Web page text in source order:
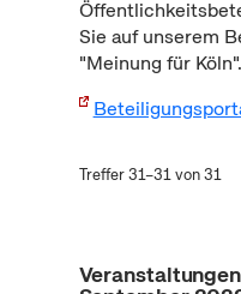
Sie auf unserem
"Meinung für Köln".
Treffer 31–31 von 31